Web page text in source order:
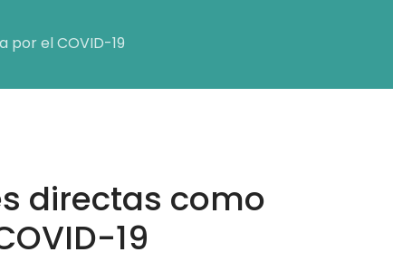
el COVID-19
directas como
19